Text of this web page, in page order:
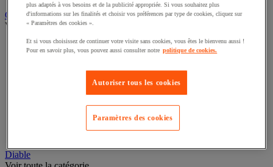
Convoyeur
Voir toute la catégorie
Accessoires pour convoyeur
Convoyeur à rouleaux
Convoyeur extensible et mobile
Rouleau de manutention et galet pour convoyeur
Diable
plus adaptés à vos besoins et de la publicité appropriée. Si vous souhaitez plus
d'informations sur les finalités et choisir vos préférences par type de cookies, cliquez sur
« Paramètres des cookies ».
Et si vous choisissez de continuer votre visite sans cookies, vous êtes le bienvenu aussi !
Pour en savoir plus, vous pouvez aussi consulter notre politique de cookies.
Autoriser tous les cookies
Paramètres des cookies